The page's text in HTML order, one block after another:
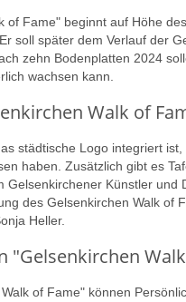
of Fame" beginnt auf Höhe
soll später dem Verlauf der
zehn Bodenplatten 2024
wachsen kann.
Walk of
städtische Logo integriert
haben. Zusätzlich gibt es
Gelsenkirchener Künstler
des Gelsenkirchen Walk of
Heller.
"Gelsenkirchen
of Fame" können